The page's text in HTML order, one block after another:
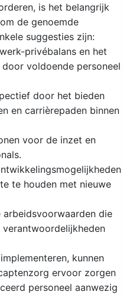
is het belangrijk
de genoemde
suggesties zijn:
privébalans en het
voldoende personeel
door het bieden
en carrièrepaden binnen
voor de inzet en
te houden met nieuwe
die
kunnen
ervoor zorgen
personeel aanwezig